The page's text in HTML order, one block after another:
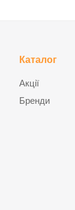
Каталог
Акції
Бренди